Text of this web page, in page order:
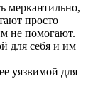
меркантильно,
просто
не помогают.
для себя и им
уязвимой для